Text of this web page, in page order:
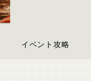
イベント攻略